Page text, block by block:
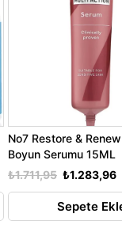
No7 Restore &
Boyun Serumu 15ML
₺1.283,96
₺1.711,95
Sepete